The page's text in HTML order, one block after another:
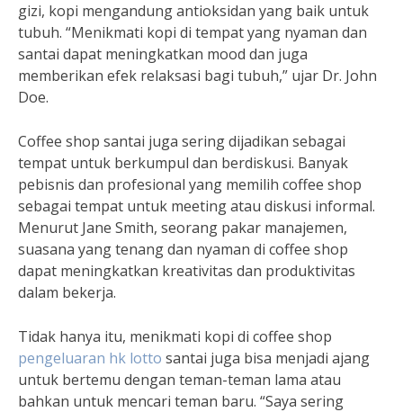
gizi, kopi mengandung antioksidan yang baik untuk
tubuh. “Menikmati kopi di tempat yang nyaman dan
santai dapat meningkatkan mood dan juga
memberikan efek relaksasi bagi tubuh,” ujar Dr. John
Doe.
Coffee shop santai juga sering dijadikan sebagai
tempat untuk berkumpul dan berdiskusi. Banyak
pebisnis dan profesional yang memilih coffee shop
sebagai tempat untuk meeting atau diskusi informal.
Menurut Jane Smith, seorang pakar manajemen,
suasana yang tenang dan nyaman di coffee shop
dapat meningkatkan kreativitas dan produktivitas
dalam bekerja.
Tidak hanya itu, menikmati kopi di coffee shop
pengeluaran hk lotto santai juga bisa menjadi ajang
untuk bertemu dengan teman-teman lama atau
bahkan untuk mencari teman baru. “Saya sering